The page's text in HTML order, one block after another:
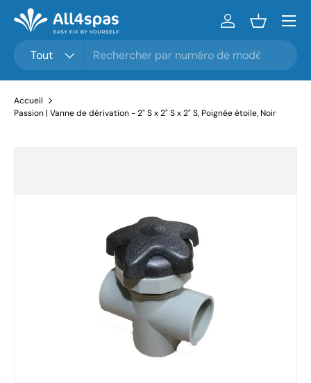
Aller au contenu
Tout
Se connecter
Panier
Menu
Accueil
Passion | Vanne de dérivation - 2" S x 2" S x 2" S, Poignée étoile, Noir